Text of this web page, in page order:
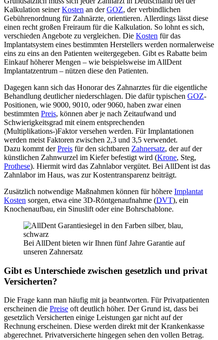
Kalkulation seinerKosten an derGOZ, der verbindlichen
Gebührenordnung für Zahnärzte, orientieren. Allerdings lässt diese
einen recht großen Freiraum für die Kalkulation. So lohnt es sich,
verschieden Angebote zu vergleichen. Die Kosten für das
Implantatsystem eines bestimmten Herstellers werden normalerweise
eins zu eins an den Patienten weitergegeben. Gibt es Rabatte beim
Einkauf höherer Mengen – wie beispielsweise im AllDent
Implantatzentrum – nützen diese den Patienten.
Dagegen kann sich das Honorar des Zahnarztes für die eigentliche
Behandlung deutlicher niederschlagen. Die dafür typischen GOZ-
Positionen, wie 9000, 9010, oder 9060, haben zwar einen
bestimmten Preis, können aber je nach Zeitaufwand und
Schwierigkeitsgrad mit einem entsprechenden
(Multiplikations-)Faktor versehen werden. Für Implantationen
werden meist Faktoren zwischen 2,3 und 3,5 verwendet.
Dazu kommt derPreis für den sichtbaren Zahnersatz, der auf der
künstlichen Zahnwurzel im Kiefer befestigt wird (Krone, Steg,
Prothese). Hiermit wird das Zahnlabor vergütet. Bei AllDent ist das
Zahnlabor im Haus, was zur Kostentransparenz beiträgt.
Zusätzlich notwendige Maßnahmen können für höhere Implantat
Kosten sorgen, etwa eine 3D-Röntgenaufnahme (DVT), ein
Knochenaufbau, ein Sinuslift oder eine Bohrschablone.
Bei AllDent bieten wir Ihnen fünf Jahre Garantie auf
unseren Zahnersatz
Gibt es Unterschiede zwischen gesetzlich und privat
Versicherten?
Die Frage kann man häufig mit ja beantworten. Für Privatpatienten
erscheinen die Preise oft deutlich höher. Der Grund ist, dass bei
gesetzlich Versicherten einige Leistungen gar nicht auf der
Rechnung erscheinen. Diese werden direkt mit der Krankenkasse
abgerechnet. Privatversicherte hingegen sehen den vollen Betrag.